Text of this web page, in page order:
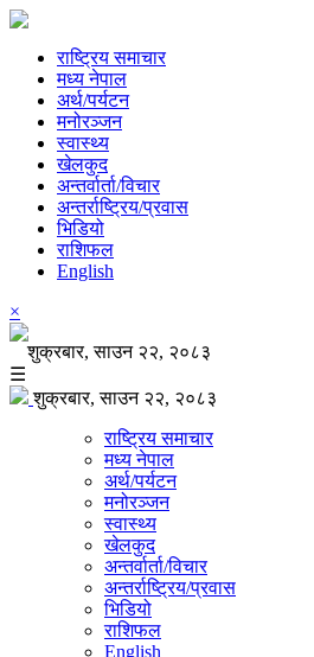
राष्ट्रिय समाचार
मध्य नेपाल
अर्थ/पर्यटन
मनोरञ्जन
स्वास्थ्य
खेलकुद
अन्तर्वार्ता/विचार
अन्तर्राष्ट्रिय/प्रवास
भिडियो
राशिफल
English
×
शुक्रबार, साउन २२, २०८३
☰
शुक्रबार, साउन २२, २०८३
राष्ट्रिय समाचार
मध्य नेपाल
अर्थ/पर्यटन
मनोरञ्जन
स्वास्थ्य
खेलकुद
अन्तर्वार्ता/विचार
अन्तर्राष्ट्रिय/प्रवास
भिडियो
राशिफल
English